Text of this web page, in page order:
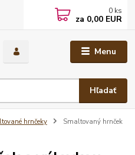
Menu
Hľadať
0 ks
za 0,00 EUR
hrnčeky
Smaltovaný hrnček